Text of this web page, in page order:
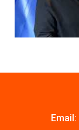
Email: